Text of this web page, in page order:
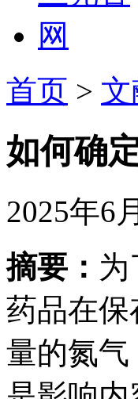
首页 >
如何确
2025年6
摘要：
药品在
量的氮